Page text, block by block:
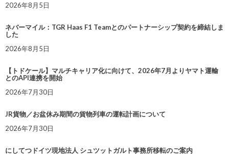
2026年8月5日
ネバーマイル：TGR Haas F1 Teamとのパートナーシップ契約を締結しま
した
2026年8月5日
【トドケール】マルチキャリア化に向けて、2026年7月よりヤマト運輸
とのAPI連携を開始
2026年7月30日
JR貨物／お盆休み期間の貨物列車の運転計画について
2026年7月30日
にしてつドイツ現地法人 シュツットガルト事務所移転のご案内